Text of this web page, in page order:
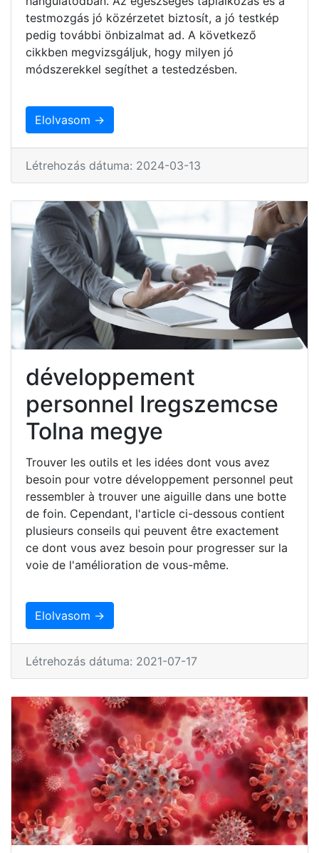
testmozgás jó közérzetet biztosít, a jó testkép
pedig további önbizalmat ad. A következő
cikkben megvizsgáljuk, hogy milyen jó
módszerekkel segíthet a testedzésben.
Elolvasom →
Létrehozás dátuma: 2024-03-13
développement
personnel Iregszemcse
Tolna megye
Trouver les outils et les idées dont vous avez
besoin pour votre développement personnel peut
ressembler à trouver une aiguille dans une botte
de foin. Cependant, l'article ci-dessous contient
plusieurs conseils qui peuvent être exactement
ce dont vous avez besoin pour progresser sur la
voie de l'amélioration de vous-même.
Elolvasom →
Létrehozás dátuma: 2021-07-17